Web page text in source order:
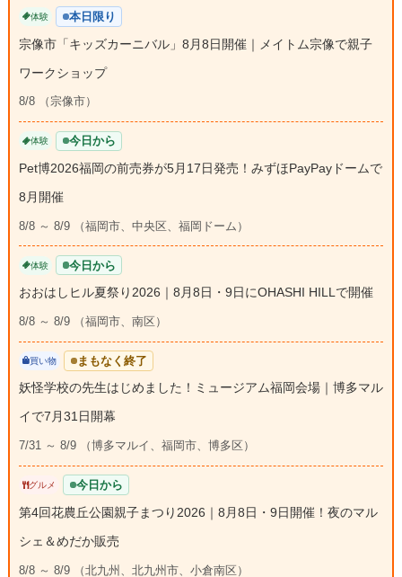
体験 本日限り
宗像市「キッズカーニバル」8月8日開催｜メイトム宗像で親子
ワークショップ
8/8 （宗像市）
体験 今日から
Pet博2026福岡の前売券が5月17日発売！みずほPayPayドームで
8月開催
8/8 ～ 8/9 （福岡市、中央区、福岡ドーム）
体験 今日から
おおはしヒル夏祭り2026｜8月8日・9日にOHASHI HILLで開催
8/8 ～ 8/9 （福岡市、南区）
買い物 まもなく終了
妖怪学校の先生はじめました！ミュージアム福岡会場｜博多マル
イで7月31日開幕
7/31 ～ 8/9 （博多マルイ、福岡市、博多区）
グルメ 今日から
第4回花農丘公園親子まつり2026｜8月8日・9日開催！夜のマル
シェ＆めだか販売
8/8 ～ 8/9 （北九州、北九州市、小倉南区）